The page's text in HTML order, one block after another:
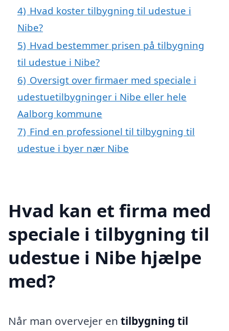
4) Hvad koster tilbygning til udestue i
Nibe?
5) Hvad bestemmer prisen på tilbygning
til udestue i Nibe?
6) Oversigt over firmaer med speciale i
udestuetilbygninger i Nibe eller hele
Aalborg kommune
7) Find en professionel til tilbygning til
udestue i byer nær Nibe
Hvad kan et firma med
speciale i tilbygning til
udestue i Nibe hjælpe
med?
Når man overvejer en tilbygning til